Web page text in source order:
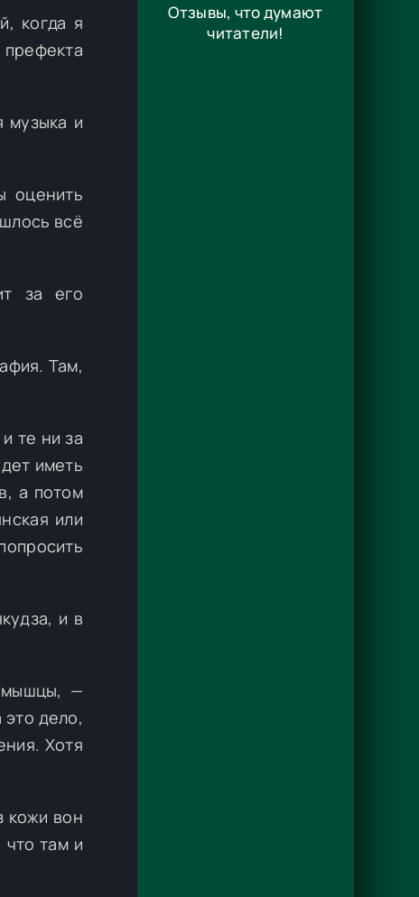
- Игорь
Павлов
Отзывы, что думают
читатели!
когда я
музыка и
оценить
всё
за его
Там,
те ни за
иметь
а потом
или
и в
мышцы, —
дело,
Хотя
кожи вон
там и